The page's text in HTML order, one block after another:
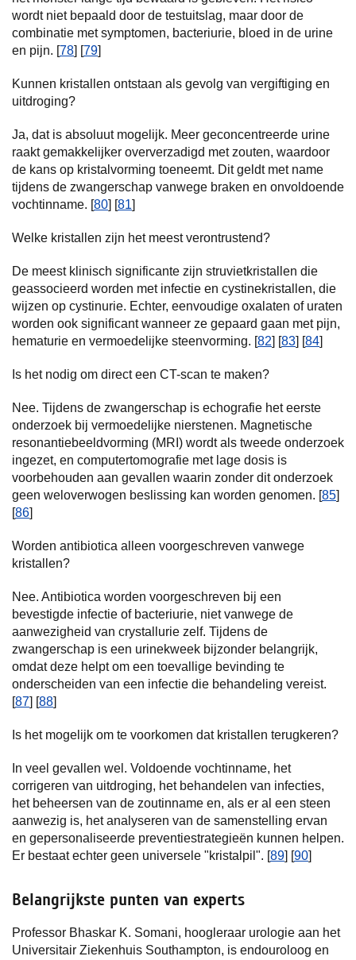
wordt niet bepaald door de testuitslag, maar door de
combinatie met symptomen, bacteriurie, bloed in de urine
en pijn. [78] [79]
Kunnen kristallen ontstaan als gevolg van vergiftiging en
uitdroging?
Ja, dat is absoluut mogelijk. Meer geconcentreerde urine
raakt gemakkelijker oververzadigd met zouten, waardoor
de kans op kristalvorming toeneemt. Dit geldt met name
tijdens de zwangerschap vanwege braken en onvoldoende
vochtinname. [80] [81]
Welke kristallen zijn het meest verontrustend?
De meest klinisch significante zijn struvietkristallen die
geassocieerd worden met infectie en cystinekristallen, die
wijzen op cystinurie. Echter, eenvoudige oxalaten of uraten
worden ook significant wanneer ze gepaard gaan met pijn,
hematurie en vermoedelijke steenvorming. [82] [83] [84]
Is het nodig om direct een CT-scan te maken?
Nee. Tijdens de zwangerschap is echografie het eerste
onderzoek bij vermoedelijke nierstenen. Magnetische
resonantiebeeldvorming (MRI) wordt als tweede onderzoek
ingezet, en computertomografie met lage dosis is
voorbehouden aan gevallen waarin zonder dit onderzoek
geen weloverwogen beslissing kan worden genomen. [85]
[86]
Worden antibiotica alleen voorgeschreven vanwege
kristallen?
Nee. Antibiotica worden voorgeschreven bij een
bevestigde infectie of bacteriurie, niet vanwege de
aanwezigheid van crystallurie zelf. Tijdens de
zwangerschap is een urinekweek bijzonder belangrijk,
omdat deze helpt om een toevallige bevinding te
onderscheiden van een infectie die behandeling vereist.
[87] [88]
Is het mogelijk om te voorkomen dat kristallen terugkeren?
In veel gevallen wel. Voldoende vochtinname, het
corrigeren van uitdroging, het behandelen van infecties,
het beheersen van de zoutinname en, als er al een steen
aanwezig is, het analyseren van de samenstelling ervan
en gepersonaliseerde preventiestrategieën kunnen helpen.
Er bestaat echter geen universele "kristalpil". [89] [90]
Belangrijkste punten van experts
Professor Bhaskar K. Somani, hoogleraar urologie aan het
Universitair Ziekenhuis Southampton, is endouroloog en